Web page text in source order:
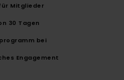
Mitglieder
30 Tagen
bei
Engagement